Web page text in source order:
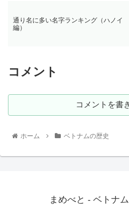
通り名に多い名字ランキング（ハノイ
編）
コメント
コメントを書
ホーム ベトナムの歴史
まめべと - ベトナ